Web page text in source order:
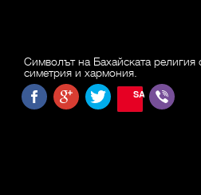
Символът на Бахайската религия
симетрия и хармония.
SAVE